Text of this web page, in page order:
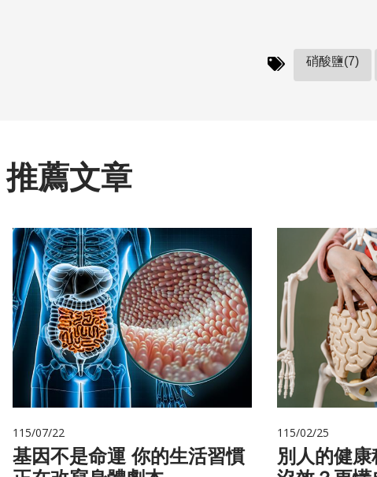
硝酸鹽(7)
推薦文章
115/07/22
基因不是命運 你的生活習慣
115/02/25
別人的健